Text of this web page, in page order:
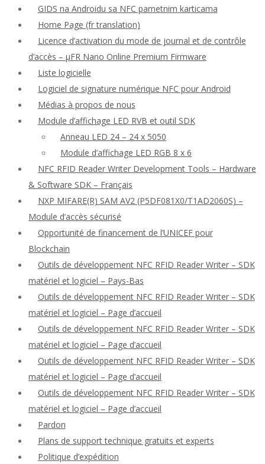
GIDS na Androidu sa NFC pametnim karticama
Home Page (fr translation)
Licence d’activation du mode de journal et de contrôle
d’accès – μFR Nano Online Premium Firmware
Liste logicielle
Logiciel de signature numérique NFC pour Android
Médias à propos de nous
Module d’affichage LED RVB et outil SDK
Anneau LED 24 – 24 x 5050
Module d’affichage LED RGB 8 x 6
NFC RFID Reader Writer Development Tools – Hardware
& Software SDK – Français
NXP MIFARE(R) SAM AV2 (P5DF081X0/T1AD2060S) –
Module d’accès sécurisé
Opportunité de financement de l’UNICEF pour
Blockchain
Outils de développement NFC RFID Reader Writer – SDK
matériel et logiciel – Pays-Bas
Outils de développement NFC RFID Reader Writer – SDK
matériel et logiciel – Page d’accueil
Outils de développement NFC RFID Reader Writer – SDK
matériel et logiciel – Page d’accueil
Outils de développement NFC RFID Reader Writer – SDK
matériel et logiciel – Page d’accueil
Outils de développement NFC RFID Reader Writer – SDK
matériel et logiciel – Page d’accueil
Pardon
Plans de support technique gratuits et experts
Politique d’expédition